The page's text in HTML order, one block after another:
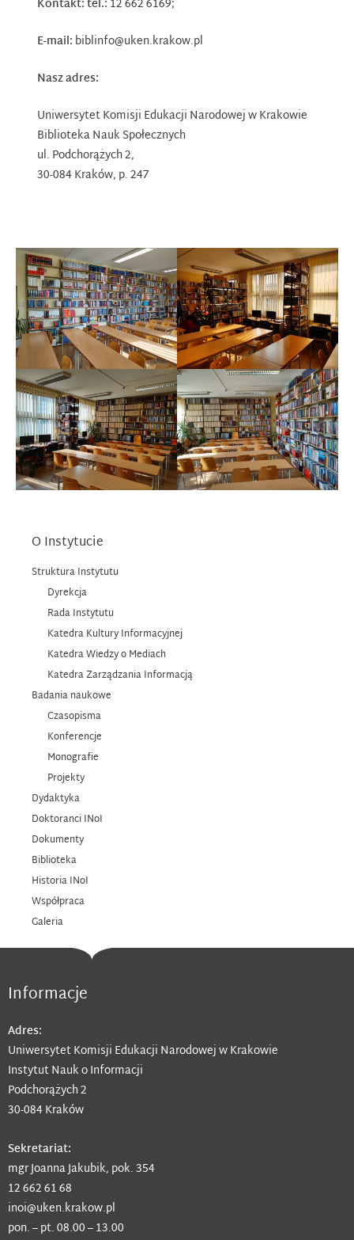
Kontakt: tel.: 12 662 6169;
E-mail: biblinfo@uken.krakow.pl
Nasz adres:
Uniwersytet Komisji Edukacji Narodowej w Krakowie
Biblioteka Nauk Społecznych
ul. Podchorążych 2,
30-084 Kraków, p. 247
O Instytucie
Struktura Instytutu
Dyrekcja
Rada Instytutu
Katedra Kultury Informacyjnej
Katedra Wiedzy o Mediach
Katedra Zarządzania Informacją
Badania naukowe
Czasopisma
Konferencje
Monografie
Projekty
Dydaktyka
Doktoranci INoI
Dokumenty
Biblioteka
Historia INoI
Współpraca
Galeria
Informacje
Adres:
Uniwersytet Komisji Edukacji Narodowej w Krakowie
Instytut Nauk o Informacji
Podchorążych 2
30-084 Kraków
Sekretariat:
mgr Joanna Jakubik, pok. 354
12 662 61 68
inoi@uken.krakow.pl
pon. – pt. 08.00 – 13.00